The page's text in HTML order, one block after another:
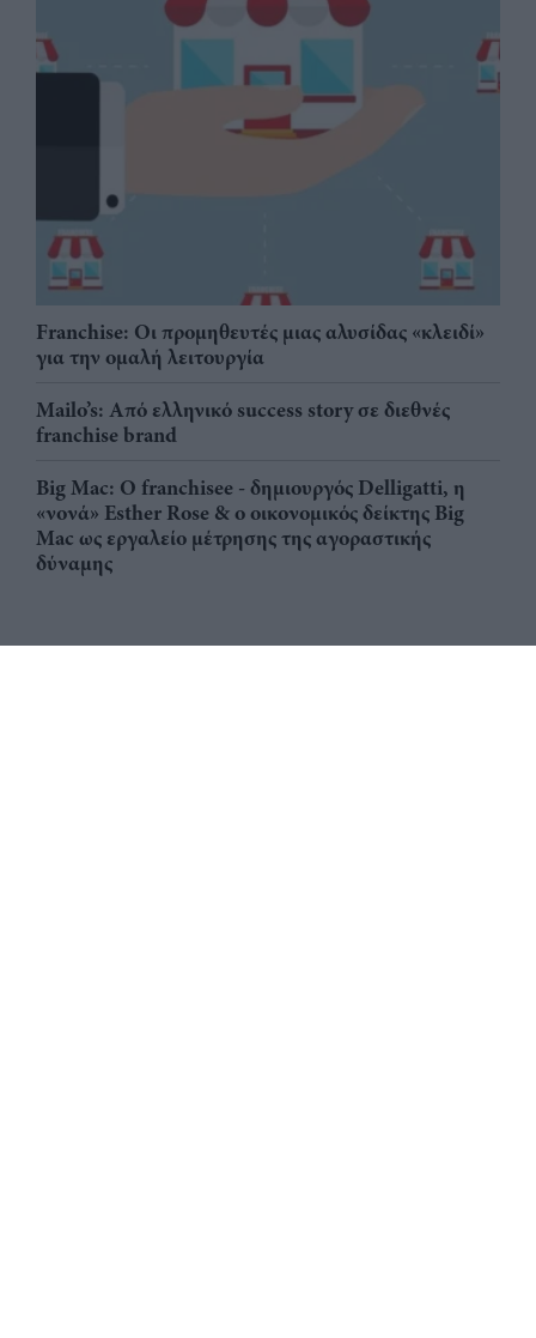
Franchise: Οι προμηθευτές μιας αλυσίδας «κλειδί»
για την ομαλή λειτουργία
Mailo’s: Από ελληνικό success story σε διεθνές
franchise brand
Big Mac: Ο franchisee - δημιουργός Delligatti, η
«νονά» Esther Rose & ο οικονομικός δείκτης Big
Mac ως εργαλείο μέτρησης της αγοραστικής
δύναμης